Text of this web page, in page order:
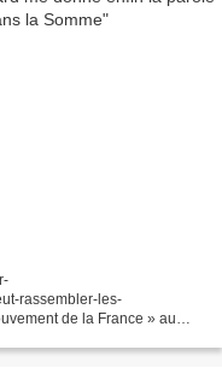
rassembler-les-
de la France » au